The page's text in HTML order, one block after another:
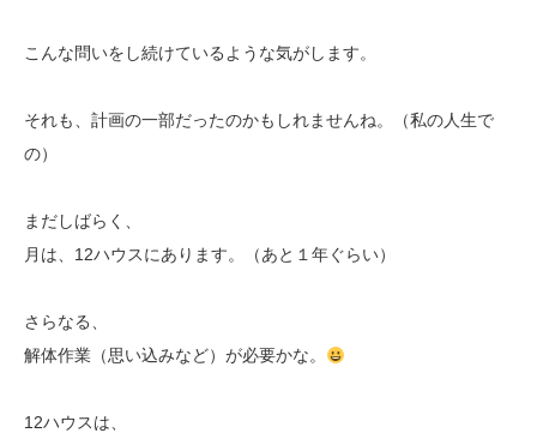
こんな問いをし続けているような気がします。
それも、計画の一部だったのかもしれませんね。（私の人生で
の）
まだしばらく、
月は、12ハウスにあります。（あと１年ぐらい）
さらなる、
解体作業（思い込みなど）が必要かな。
12ハウスは、